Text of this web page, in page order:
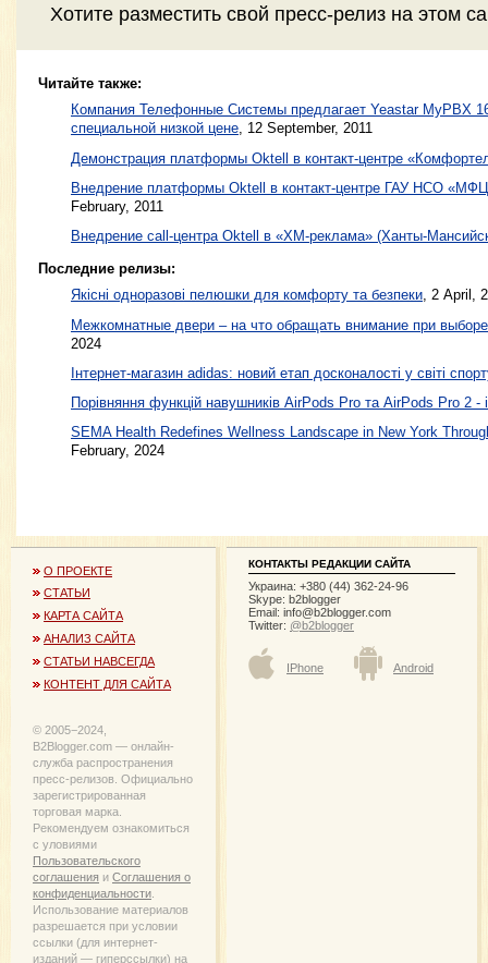
Хотите разместить свой пресс-релиз на этом
Читайте также:
Компания Телефонные Системы предлагает Yeastar MyPBX
специальной низкой цене, 12 September, 2011
Демонстрация платформы Oktell в контакт-центре
Внедрение платформы Oktell в контакт-центре ГАУ НСО
February, 2011
Внедрение call-центра Oktell в «ХМ-реклама» (Ханты-
Последние релизы:
Якісні одноразові пелюшки для комфорту та безпеки, 2 April,
Межкомнатные двери – на что обращать внимание при
2024
Інтернет-магазин adidas: новий етап досконалості у світі
Порівняння функцій навушників AirPods Pro та AirPods Pro 2 -
SEMA Health Redefines Wellness Landscape in New York
February, 2024
О ПРОЕКТЕ
СТАТЬИ
КАРТА САЙТА
АНАЛИЗ САЙТА
СТАТЬИ НАВСЕГДА
КОНТЕНТ ДЛЯ САЙТА
© 2005−2024,
B2Blogger.com — онлайн-
служба распространения
пресс-релизов. Официально
зарегистрированная
торговая марка.
Рекомендуем ознакомиться
с уловиями
Пользовательского
соглашения и Соглашения о
конфиденциальности
Использование материалов
разрешается при условии
ссылки (для интернет-
изданий — гиперссылки) на
КОНТАКТЫ РЕДАКЦИИ САЙТА
Украина: +380 (44) 362-24-96
Skype: b2blogger
Email: info@b2blogger.com
Twitter: @b2blogger
IPhone Android